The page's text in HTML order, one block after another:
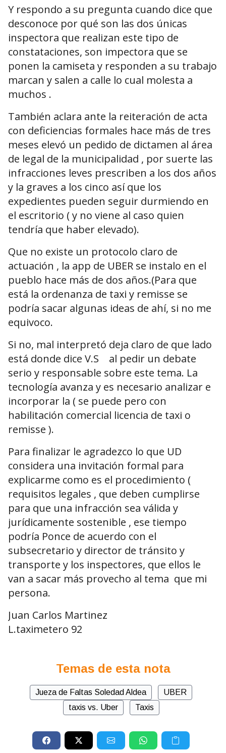
Y respondo a su pregunta cuando dice que
desconoce por qué son las dos únicas
inspectora que realizan este tipo de
constataciones, son impectora que se
ponen la camiseta y responden a su trabajo
marcan y salen a calle lo cual molesta a
muchos .
También aclara ante la reiteración de acta
con deficiencias formales hace más de tres
meses elevó un pedido de dictamen al área
de legal de la municipalidad , por suerte las
infracciones leves prescriben a los dos años
y la graves a los cinco así que los
expedientes pueden seguir durmiendo en
el escritorio ( y no viene al caso quien
tendría que haber elevado).
Que no existe un protocolo claro de
actuación , la app de UBER se instalo en el
pueblo hace más de dos años.(Para que
está la ordenanza de taxi y remisse se
podría sacar algunas ideas de ahí, si no me
equivoco.
Si no, mal interpretó deja claro de que lado
está donde dice V.S al pedir un debate
serio y responsable sobre este tema. La
tecnología avanza y es necesario analizar e
incorporar la ( se puede pero con
habilitación comercial licencia de taxi o
remisse ).
Para finalizar le agradezco lo que UD
considera una invitación formal para
explicarme como es el procedimiento (
requisitos legales , que deben cumplirse
para que una infracción sea válida y
jurídicamente sostenible , ese tiempo
podría Ponce de acuerdo con el
subsecretario y director de tránsito y
transporte y los inspectores, que ellos le
van a sacar más provecho al tema que mi
persona.
Juan Carlos Martinez
L.taximetero 92
Temas de esta nota
Jueza de Faltas Soledad Aldea
UBER
taxis vs. Uber
Taxis